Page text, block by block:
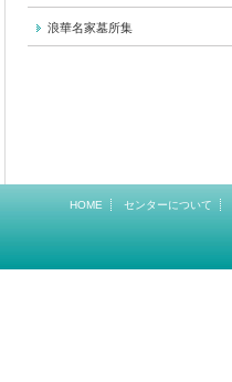
浪華名家墓所集
HOME センターについて